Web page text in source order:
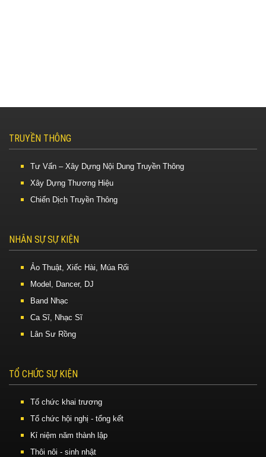
TRUYỀN THÔNG
Tư Vấn – Xây Dựng Nội Dung Truyền Thông
Xây Dựng Thương Hiệu
Chiến Dịch Truyền Thông
NHÂN SỰ SỰ KIỆN
Ảo Thuật, Xiếc Hài, Múa Rối
Model, Dancer, DJ
Band Nhạc
Ca Sĩ, Nhạc Sĩ
Lân Sư Rồng
TỔ CHỨC SỰ KIỆN
Tổ chức khai trương
Tổ chức hội nghị - tổng kết
Kỉ niệm năm thành lập
Thôi nôi - sinh nhật